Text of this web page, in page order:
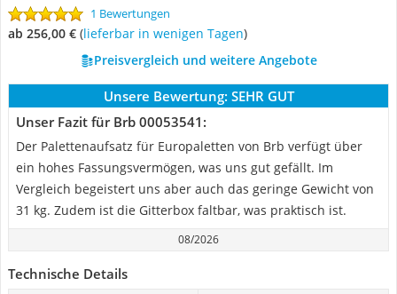
1 Bewertungen
ab 256,00 € ( Lieferbar in wenigen Tagen)
Preisvergleich und weitere Angebote
Unsere Bewertung: SEHR GUT
Unser Fazit für Brb 00053541:
Der Palettenaufsatz für Europaletten von Brb verfügt über
ein hohes Fassungsvermögen, was uns gut gefällt. Im
Vergleich begeistert uns aber auch das geringe Gewicht von
31 kg. Zudem ist die Gitterbox faltbar, was praktisch ist.
08/2026
Technische Details